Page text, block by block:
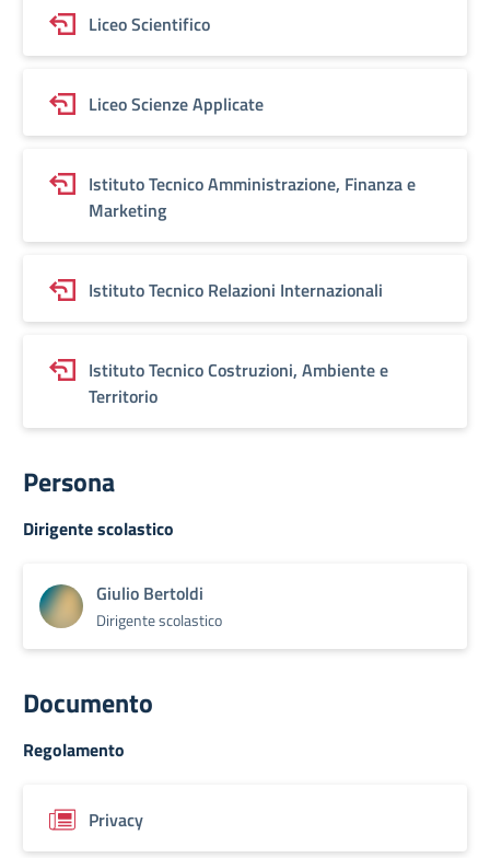
Liceo Scientifico
Liceo Scienze Applicate
Istituto Tecnico Amministrazione, Finanza e
Marketing
Istituto Tecnico Relazioni Internazionali
Istituto Tecnico Costruzioni, Ambiente e
Territorio
Persona
Dirigente scolastico
Giulio Bertoldi
Dirigente scolastico
Documento
Regolamento
Privacy